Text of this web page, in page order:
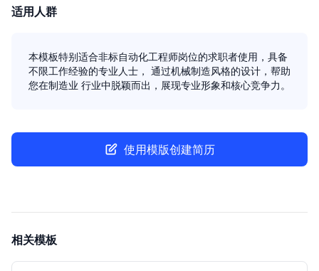
适用人群
本模板特别适合非标自动化工程师岗位的求职者使用，具备
不限工作经验的专业人士， 通过机械制造风格的设计，帮助
您在制造业 行业中脱颖而出，展现专业形象和核心竞争力。
使用模版创建简历
相关模板